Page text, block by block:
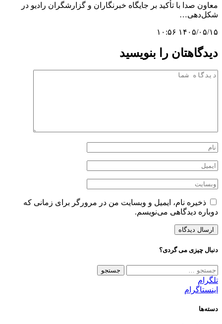
معاون صدا با تأکید بر جایگاه خبرنگاران و گزارشگران رادیو در
شکل‌دهی…
۱۴۰۵/۰۵/۱۵ ۱۰:۵۶
دیدگاهتان را بنویسید
ذخیره نام، ایمیل و وبسایت من در مرورگر برای زمانی که
دوباره دیدگاهی می‌نویسم.
دنبال چیزی می گردی؟
جستجو
برای:
تلگرام
اینستاگرام
دسته‌ها